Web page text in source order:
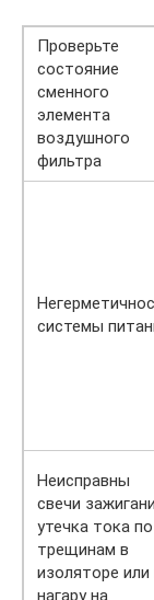
Проверьте
состояние
сменного
элемента
воздушного
фильтра
системы
Неисправны
свечи
утечка тока по
трещинам в
изоляторе или
нагару на